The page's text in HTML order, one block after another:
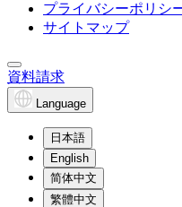
プライバシーポリシ
サイトマップ
資料請求
Language
日本語
English
简体中文
繁體中文